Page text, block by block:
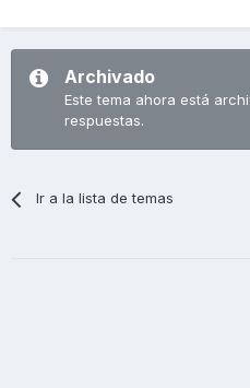
Archivado
Este tema ahora está
respuestas.
Ir a la lista de temas